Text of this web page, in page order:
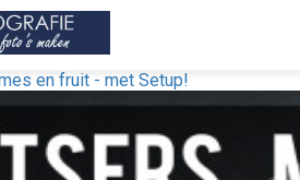
en fruit - met Setup!